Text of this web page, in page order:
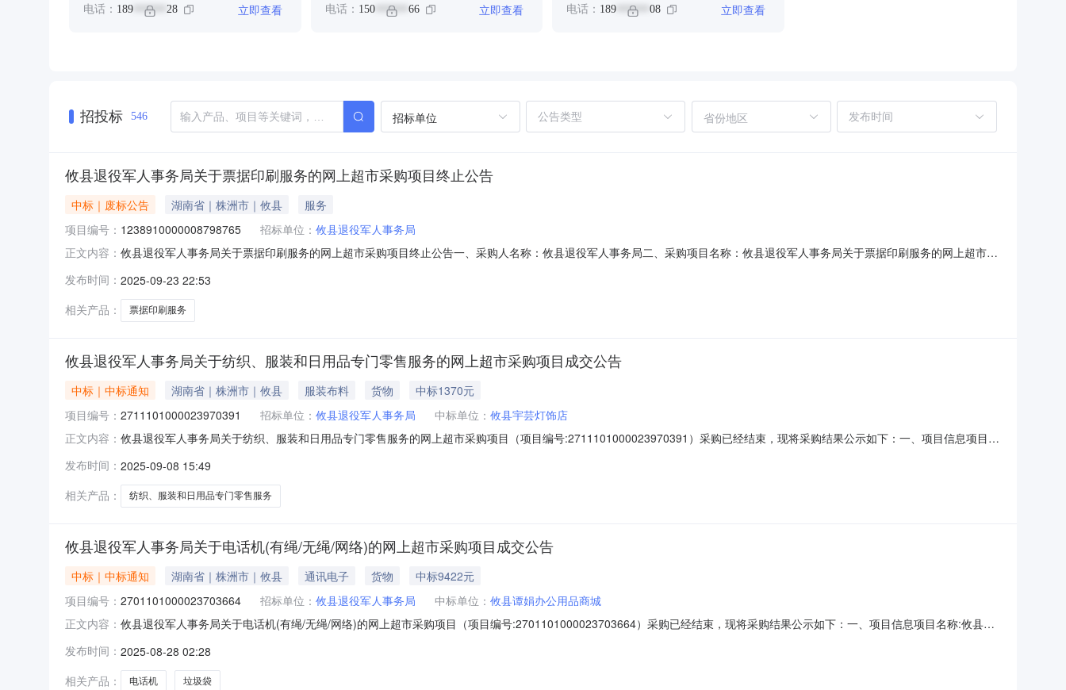
电话： 189 ****** 28 立即查看 电话： 150****** 66 立即查看 电话： 189 ****** 08 立即查看
招投标 546 招标单位 省份地区
攸县退役军人事务局关于票据印刷服务的网上超市采购项目终止公告
中标｜废标公告 湖南省｜株洲市｜攸县
服务
项目编号： 1238910000008798765 招标单位： 攸县退役军人事务局
正文内容： 攸县退役军人事务局关于票据印刷服务的网上超市采购项目终止公告一、采购人名称：攸县退役军人事务局二、采购项目名称：攸县退役军人事务局关于票据印刷服务的网上超市采
更改八、其他事项：九、联系方式1、采购人名称：攸县退役军人事务局地址：攸县联星街道交通北路148号联系人：联系电话：传真
发布时间： 2025-09-23 22:53
相关产品：
票据印刷服务
攸县退役军人事务局关于纺织、服装和日用品专门零售服务的网上超市采购项目成交公告
中标｜中标通知 湖南省｜株洲市｜攸县 服装布料 货物
中标1370元
项目编号： 2711101000023970391 招标单位： 攸县退役军人事务局 中标单位： 攸县宇芸灯饰店
正文内容： 攸县退役军人事务局关于纺织、服装和日用品专门零售服务的网上超市采购项目（项目编号:2711101000023970391）采购已经结束，现将采购结果公示如下：一、项目信息项目名
区划编码:430223项目所在行政区划名称:湖南省株洲市攸县报价起止时间:-二、采购单位信息采购单位名称:攸县退役军人事务局采购单位地址:攸县联星街道交通北路14
发布时间： 2025-09-08 15:49
相关产品：
纺织、服装和日用品专门零售服务
攸县退役军人事务局关于电话机(有绳/无绳/网络)的网上超市采购项目成交公告
中标｜中标通知 湖南省｜株洲市｜攸县 通讯电子 货物
中标9422元
项目编号： 2701101000023703664 招标单位： 攸县退役军人事务局 中标单位： 攸县谭娟办公用品商城
正文内容： 攸县退役军人事务局关于电话机(有绳/无绳/网络)的网上超市采购项目（项目编号:2701101000023703664）采购已经结束，现将采购结果公示如下：一、项目信息项目名称:攸县退
目所在行政区划名称:湖南省株洲市攸县报价起止时间:-二、采购单位信息采购单位名称:攸县退役军人事务局采购单位地址:攸县联星街道交通北路148号采购
发布时间： 2025-08-28 02:28
相关产品：
电话机 垃圾袋